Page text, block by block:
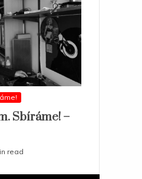
Sbíráme! –
read